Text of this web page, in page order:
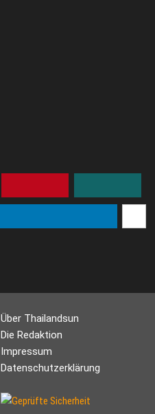
Über Thailandsun
Die Redaktion
Impressum
Datenschutzerklärung